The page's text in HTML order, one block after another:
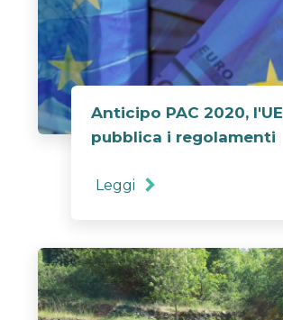
Anticipo PAC 2020, l'UE
pubblica i regolamenti
Leggi